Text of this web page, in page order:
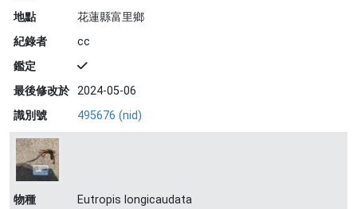
地點
花蓮縣富里鄉
紀錄者
cc
鑑定
最後修改於 2024-05-06
識別號
495676 (nid)
物種
Eutropis longicaudata